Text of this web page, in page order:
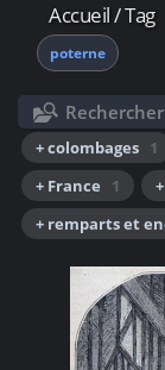
Accueil/Tag
poterne
+ colombages 1
+ France
1
+ remparts et